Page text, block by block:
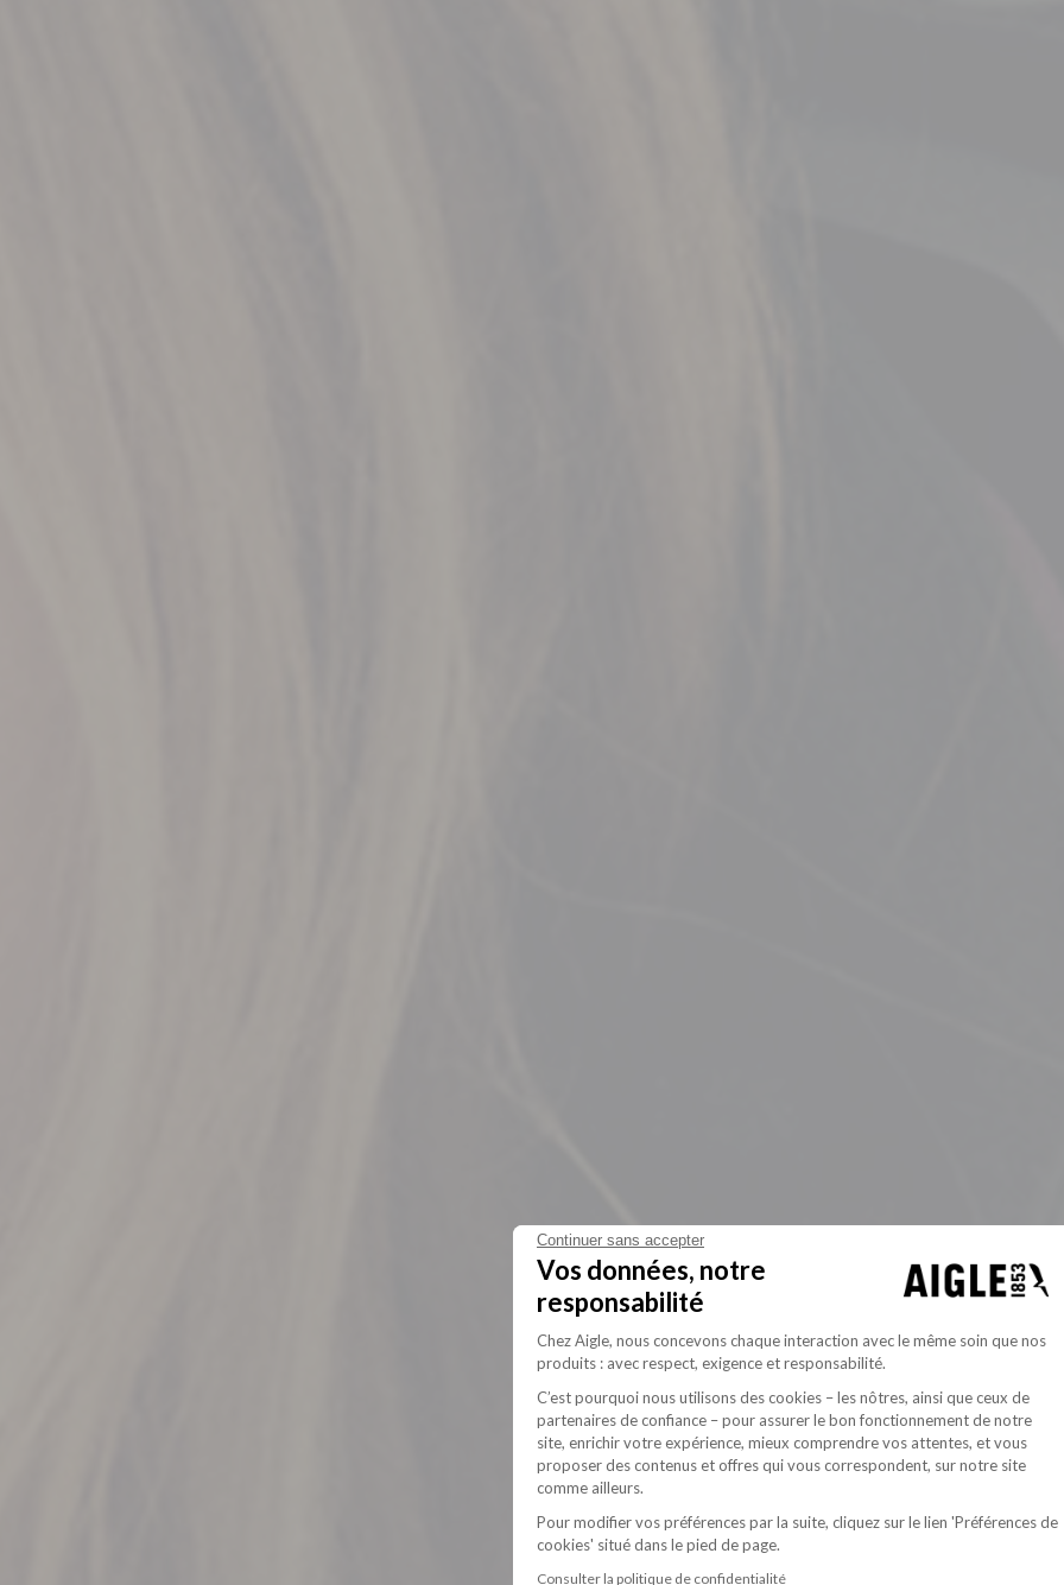
Continuer sans accepter
Vos données, notre
responsabilité
Plateforme de Gestion du Consentement :
Chez Aigle, nous concevons chaque interaction avec le même soin que nos
produits : avec respect, exigence et responsabilité.
C’est pourquoi nous utilisons des cookies – les nôtres, ainsi que ceux de
partenaires de confiance – pour assurer le bon fonctionnement de notre
site, enrichir votre expérience, mieux comprendre vos attentes, et vous
proposer des contenus et offres qui vous correspondent, sur notre site
comme ailleurs.
Pour modifier vos préférences par la suite, cliquez sur le lien 'Préférences de
cookies' situé dans le pied de page.
Consulter la politique de confidentialité
Axeptio consent